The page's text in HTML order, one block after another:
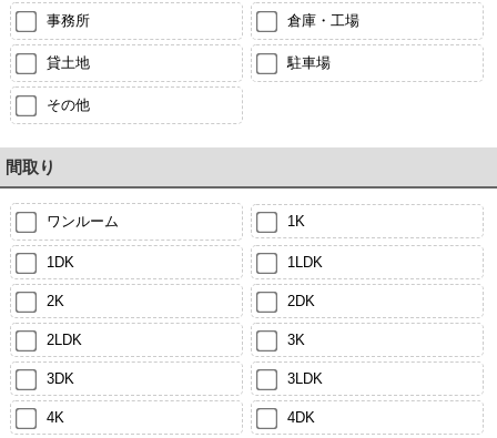
事務所 倉庫・工場
貸土地 駐車場
その他
間取り
ワンルーム 1K
1DK 1LDK
2K 2DK
2LDK 3K
3DK 3LDK
4K 4DK